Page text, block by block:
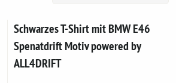
Schwarzes T-Shirt mit BMW E46
Spenatdrift Motiv powered by
ALL4DRIFT